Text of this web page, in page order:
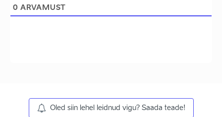
0 ARVAMUST
Oled siin lehel leidnud vigu? Saada teade!